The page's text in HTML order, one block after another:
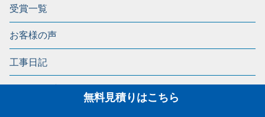
受賞一覧
お客様の声
工事日記
無料見積りはこちら